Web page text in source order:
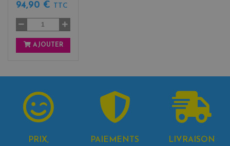
94,90 € TTC
AJOUTER
PRIX,
PAIEMENTS
LIVRAISON